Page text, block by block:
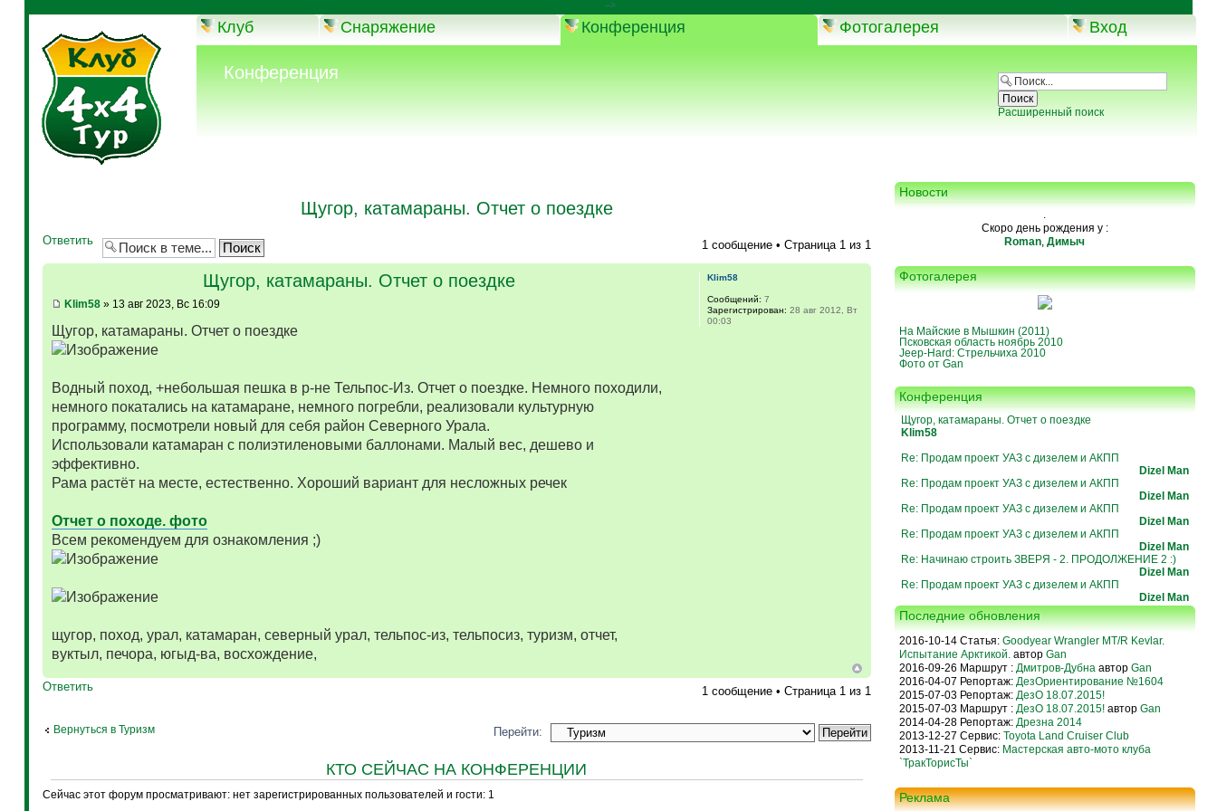
-->
Клуб Снаряжение Конференция Фотогалерея Вход
Конференция
Расширенный поиск
Щугор, катамараны. Отчет о поездке
Ответить 1 сообщение • Страница 1из 1
Щугор, катамараны. Отчет о поездке
Klim58» 13 авг 2023, Вс 16:09
Щугор, катамараны. Отчет о поездке
Водный поход, +небольшая пешка в р-не Тельпос-Из. Отчет о поездке. Немного походили,
немного покатались на катамаране, немного погребли, реализовали культурную
программу, посмотрели новый для себя район Северного Урала.
Использовали катамаран с полиэтиленовыми баллонами. Малый вес, дешево и
эффективно.
Рама растёт на месте, естественно. Хороший вариант для несложных речек
Отчет о походе. фото
Всем рекомендуем для ознакомления ;)
щугор, поход, урал, катамаран, северный урал, тельпос-из, тельпосиз, туризм, отчет,
вуктыл, печора, югыд-ва, восхождение,
Klim58
Сообщений: 7
Зарегистрирован: 28 авг 2012, Вт
00:03
Ответить 1 сообщение • Страница 1из 1
Вернуться в Туризм Перейти:
КТО СЕЙЧАС НА КОНФЕРЕНЦИИ
Сейчас этот форум просматривают: нет зарегистрированных пользователей и гости: 1
Новости
.
Скоро день рождения у :
Roman,Димыч
Фотогалерея
На Майские в Мышкин (2011)
Псковская область ноябрь 2010
Jeep-Hard: Стрельчиха 2010
Фото от Gan
Конференция
Щугор, катамараны. Отчет о поездке
Klim58
Re: Продам проект УАЗ с дизелем и АКПП
Dizel Man
Re: Продам проект УАЗ с дизелем и АКПП
Dizel Man
Re: Продам проект УАЗ с дизелем и АКПП
Dizel Man
Re: Продам проект УАЗ с дизелем и АКПП
Dizel Man
Re: Начинаю строить ЗВЕРЯ - 2. ПРОДОЛЖЕНИЕ 2 :)
Dizel Man
Re: Продам проект УАЗ с дизелем и АКПП
Dizel Man
Последние обновления
2016-10-14 Статья: Goodyear Wrangler MT/R Kevlar.
Испытание Арктикой.автор Gan
2016-09-26 Маршрут : Дмитров-Дубнаавтор Gan
2016-04-07 Репортаж: ДезОриентирование №1604
2015-07-03 Репортаж: ДезО 18.07.2015!
2015-07-03 Маршрут : ДезО 18.07.2015! автор Gan
2014-04-28 Репортаж: Дрезна 2014
2013-12-27 Сервис: Toyota Land Cruiser Club
2013-11-21 Сервис: Мастерская авто-мото клуба
`ТракТорисТы`
Реклама